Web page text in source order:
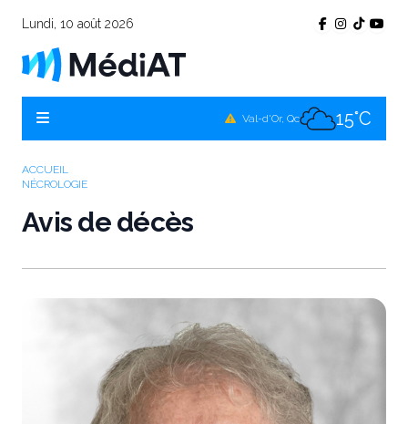
Lundi, 10 août 2026
Val-d'Or, Qc 15°C
ACCUEIL
NÉCROLOGIE
Avis de décès